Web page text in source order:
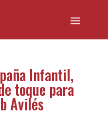
Infantil,
toque para
Avilés